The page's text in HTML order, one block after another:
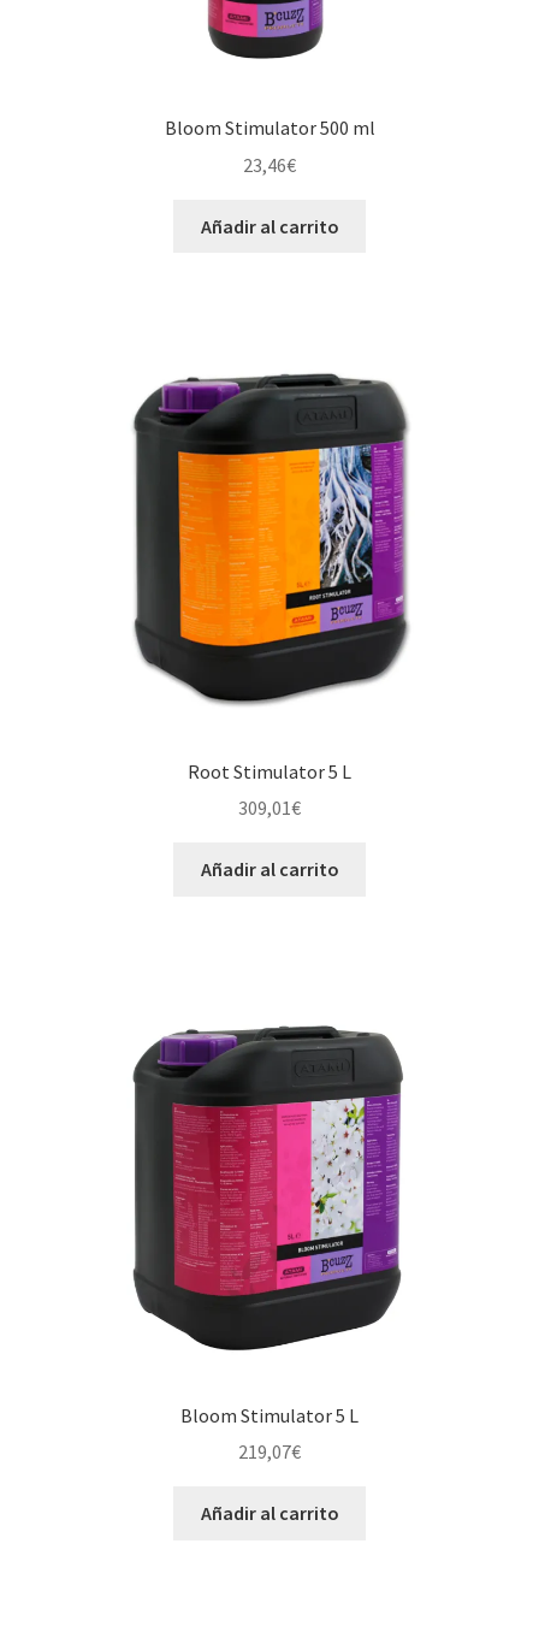
Bloom Stimulator 500 ml
23,46€
Añadir al carrito
Root Stimulator 5 L
309,01€
Añadir al carrito
Bloom Stimulator 5 L
219,07€
Añadir al carrito